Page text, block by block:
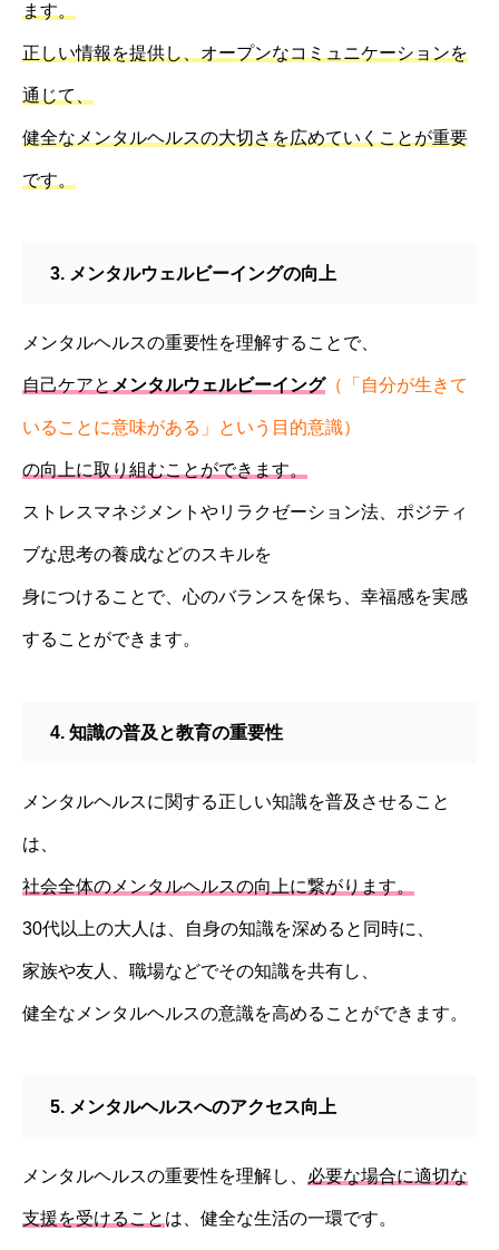
ます。
正しい情報を提供し、オープンなコミュニケーションを
通じて、
健全なメンタルヘルスの大切さを広めていくことが重要
です。
3. メンタルウェルビーイングの向上
メンタルヘルスの重要性を理解することで、
自己ケアと メンタルウェルビーイング（「自分が生きて
いることに意味がある」という目的意識）
の向上に取り組むことができます。
ストレスマネジメントやリラクゼーション法、ポジティ
ブな思考の養成などのスキルを
身につけることで、心のバランスを保ち、幸福感を実感
することができます。
4. 知識の普及と教育の重要性
メンタルヘルスに関する正しい知識を普及させること
は、
社会全体のメンタルヘルスの向上に繋がります。
30代以上の大人は、自身の知識を深めると同時に、
家族や友人、職場などでその知識を共有し、
健全なメンタルヘルスの意識を高めることができます。
5. メンタルヘルスへのアクセス向上
メンタルヘルスの重要性を理解し、 必要な場合に適切な
支援を受けること は、健全な生活の一環です。